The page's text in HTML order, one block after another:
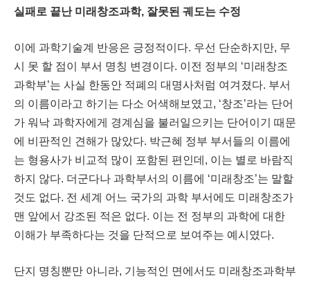
실패로 끝난 미래창조과학, 잘못된 궤도는 수정
이에 과학기술계 반응은 긍정적이다. 우선 단순하지만, 무
시 못 할 점이 부서 명칭 변경이다. 이전 정부의 ‘미래창조
과학부’는 사실 한동안 적폐의 대명사처럼 여겨졌다. 부서
의 이름이라고 하기는 다소 어색해보였고, ‘창조’라는 단어
가 워낙 과학자에게 경계심을 불러일으키는 단어이기 때문
에 비판적인 견해가 많았다. 박근혜 정부 부서들의 이름에
는 형용사가 비교적 많이 포함된 편인데 , 이는 별로 바람직
하지 않다. 더군다나 과학부서의 이름에 ‘미래창조’는 말할
것도 없다. 전 세계 어느 국가의 과학 부서에도 미래창조가
맨 앞에서 강조된 적은 없다. 이는 전 정부의 과학에 대한
이해가 부족하다는 것을 단적으로 보여주는 예시였다.
단지 명칭뿐만 아니라, 기능적인 면에서도 미래창조과학부